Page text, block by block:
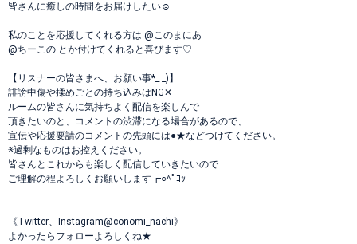
皆さんに癒しの時間をお届けしたい☺︎
私のことを応援してくれる方は @このまにあ
@ちーこの とか付けてくれると喜びます♡
【リスナーの皆さまへ、お願い事*_ _)】
誹謗中傷や揉めごとの持ち込みはNG✕
ルームの皆さんに気持ちよく配信を楽しんで
頂きたいのと、コメントの渋滞になる場合があるので、
宣伝や応援要請のコメントの先頭には●★などつけてください。
※過剰なものはお控えください。
皆さんとこれからも楽しく配信していきたいので
ご理解の程よろしくお願いします┏○ﾍﾟｺｯ
《Twitter、Instagram@conomi_nachi》
よかったらフォローよろしくね★